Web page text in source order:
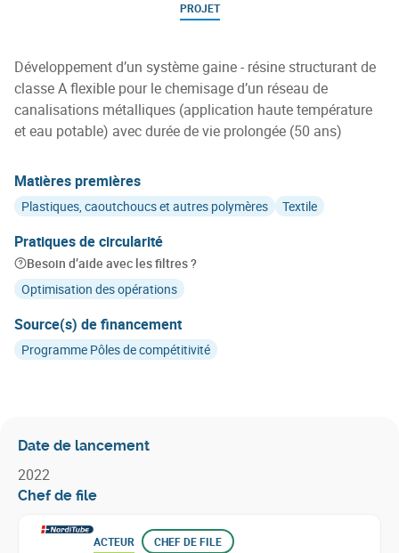
PROJET
Développement d’un système gaine - résine structurant de
classe A flexible pour le chemisage d’un réseau de
canalisations métalliques (application haute température
et eau potable) avec durée de vie prolongée (50 ans)
Matières premières
Plastiques, caoutchoucs et autres polymères Textile
Pratiques de circularité
Besoin d’aide avec les filtres ?
Optimisation des opérations
Source(s) de financement
Programme Pôles de compétitivité
Date de lancement
2022
Chef de file
ACTEUR CHEF DE FILE